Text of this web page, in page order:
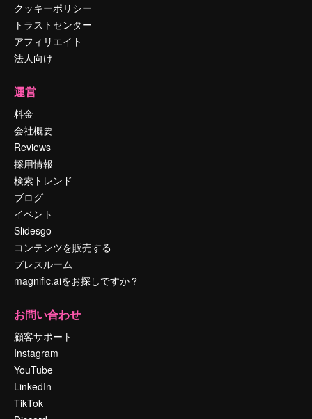
クッキーポリシー
トラストセンター
アフィリエイト
法人向け
運営
料金
会社概要
Reviews
採用情報
検索トレンド
ブログ
イベント
Slidesgo
コンテンツを販売する
プレスルーム
magnific.aiをお探しですか？
お問い合わせ
顧客サポート
Instagram
YouTube
LinkedIn
TikTok